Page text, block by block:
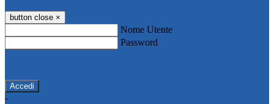
button close ×
Nome Utente
Password
-